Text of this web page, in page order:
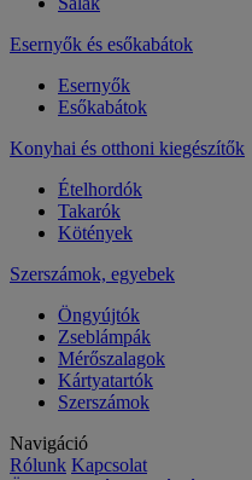
Esernyők és esőkabátok
Esernyők
Esőkabátok
Konyhai és otthoni kiegészítők
Ételhordók
Takarók
Kötények
Szerszámok, egyebek
Öngyújtók
Zseblámpák
Mérőszalagok
Kártyatartók
Szerszámok
Navigáció
Rólunk Kapcsolat